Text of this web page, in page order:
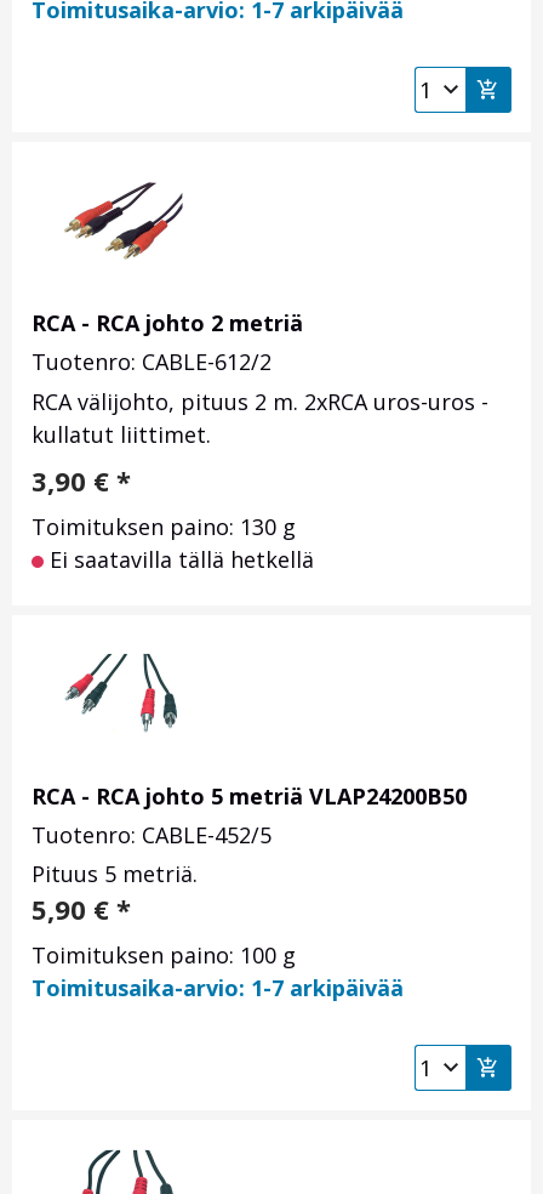
Toimitusaika-arvio: 1-7 arkipäivää
RCA - RCA johto 2 metriä
Tuotenro: CABLE-612/2
RCA välijohto, pituus 2 m. 2xRCA uros-uros -
kullatut liittimet.
3,90 € *
Toimituksen paino: 130 g
Ei saatavilla tällä hetkellä
RCA - RCA johto 5 metriä VLAP24200B50
Tuotenro: CABLE-452/5
Pituus 5 metriä.
5,90 € *
Toimituksen paino: 100 g
Toimitusaika-arvio: 1-7 arkipäivää